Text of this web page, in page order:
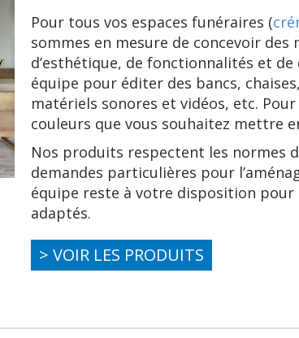
Pour tous vos espaces funéraires (
sommes en mesure de concevoir
d’esthétique, de fonctionnalités et
équipe pour éditer des bancs, chaises,
matériels sonores et vidéos, etc.
couleurs que vous souhaitez mettre
Nos produits respectent les normes
demandes particulières pour
équipe reste à votre disposition
adaptés.
> VOIR LES PRODUITS